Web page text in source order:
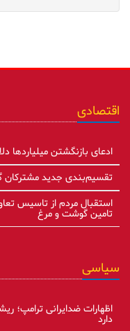
اقتصادی
ادعای بازنگشتن میلیاردها
تقسیم‌بندی جدید مشترکان گاز؛
استقبال مردم از تاسیس
تامین گوشت و مرغ
سیاسی
اظهارات ضدایرانی ترامپ؛
دارد